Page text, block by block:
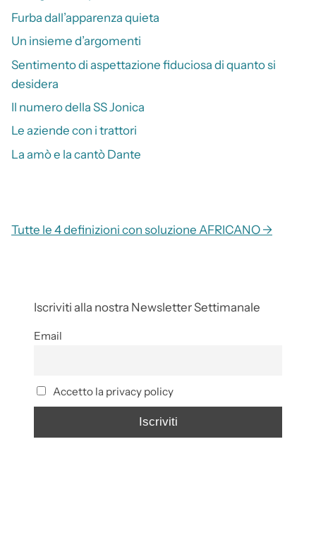
Furba dall’apparenza quieta
Un insieme d’argomenti
Sentimento di aspettazione fiduciosa di quanto si
desidera
Il numero della SS Jonica
Le aziende con i trattori
La amò e la cantò Dante
Tutte le 4 definizioni con soluzione AFRICANO →
Iscriviti alla nostra Newsletter Settimanale
Email
Accetto la privacy policy